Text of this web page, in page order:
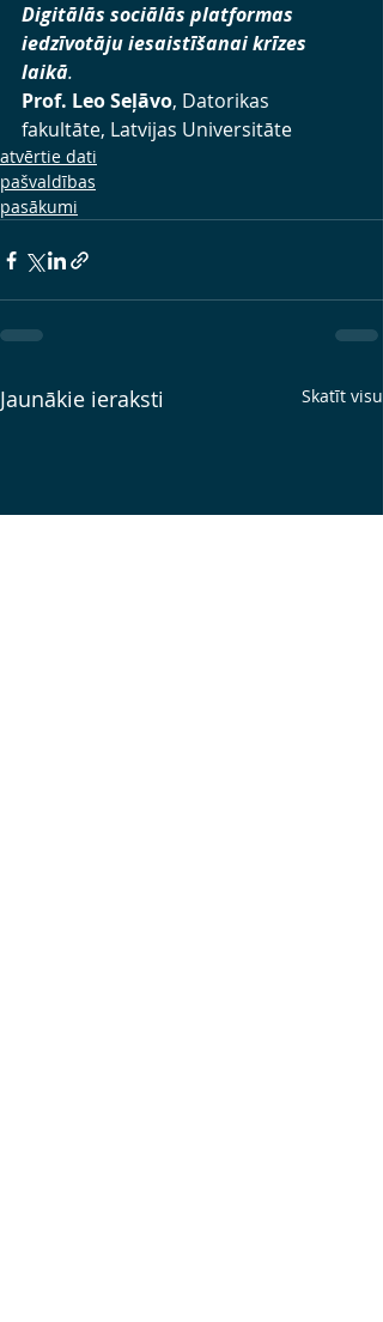
Digitālās sociālās platformas
iedzīvotāju iesaistīšanai krīzes
laikā.
Prof. Leo Seļāvo, Datorikas
fakultāte, Latvijas Universitāte
atvērtie dati
pašvaldības
pasākumi
Jaunākie ieraksti Skatīt visu